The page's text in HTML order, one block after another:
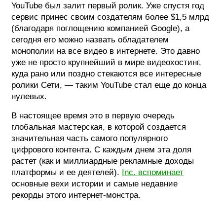
YouTube был залит первый ролик. Уже спустя год
сервис принес своим создателям более $1,5 млрд
(благодаря поглощению компанией Google), а
сегодня его можно назвать обладателем
монополии на все видео в интернете. Это давно
уже не просто крупнейший в мире видеохостинг,
куда рано или поздно стекаются все интересные
ролики Сети, — таким YouTube стал еще до конца
нулевых.
В настоящее время это в первую очередь
глобальная мастерская, в которой создается
значительная часть самого популярного
цифрового контента. С каждым днем эта доля
растет (как и миллиардные рекламные доходы
платформы и ее деятелей). Inc. вспоминает
основные вехи истории и самые недавние
рекорды этого интернет-монстра.
ТЕХНОЛОГИИ
ФЕСТИВАЛИ
ФОТОГРАФИЯ
ТИПОГРАФИКА
О ПРОЕКТЕ
РЕКЛАМА
КОНТАКТЫ